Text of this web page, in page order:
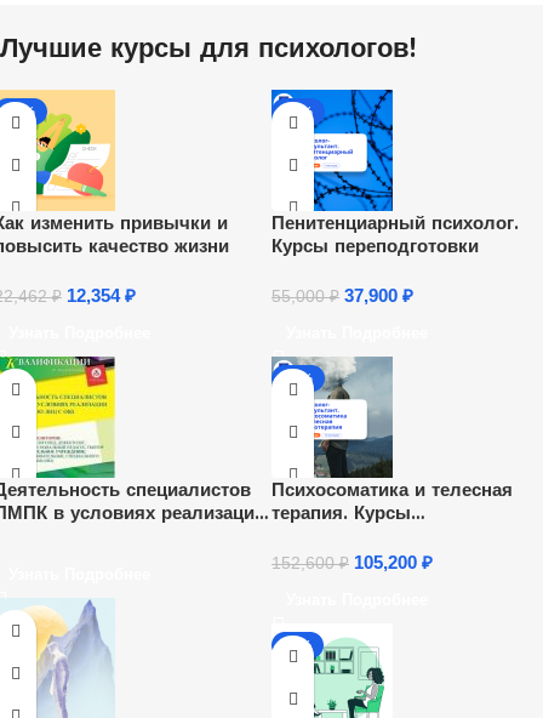
Лучшие курсы для психологов!
-45%
изменить привычки и
качество жизни
₽ 12,354₽
-31%
Пенитенциарный психолог.
Курсы переподготовки
55,000₽ 37,900 ₽
специалистов
в условиях реализации
-31%
Психосоматика и телесная
терапия. Курсы
152,600₽ 105,200 ₽
-11%